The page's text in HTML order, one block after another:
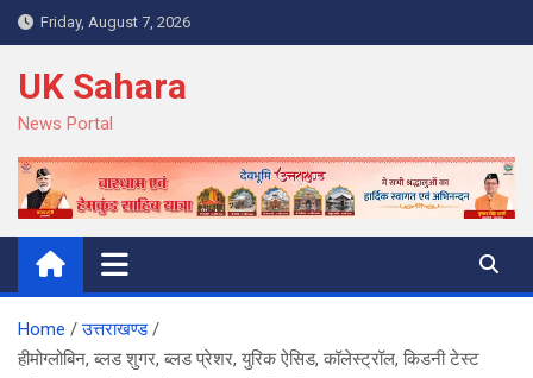
Skip
to
content
Friday, August 7, 2026
UK Sahara
News Portal
Home
उत्तराखण्ड
हीमोग्लोबिन, ब्लड शुगर, ब्लड प्रेशर, युरिक ऐसिड, कॉलेस्ट्रॉल, किडनी टेस्ट